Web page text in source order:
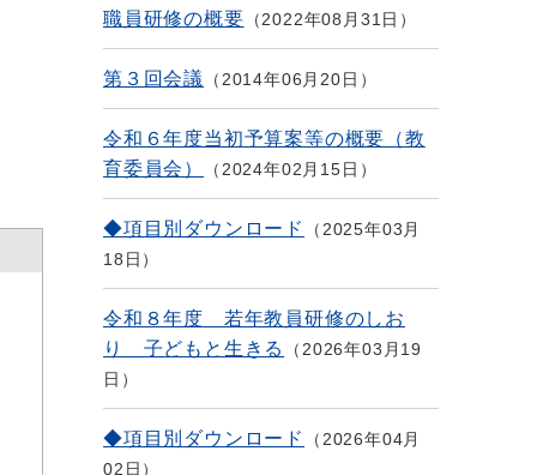
職員研修の概要
2022年08月31日
第３回会議 2014年06月20日
令和６年度当初予算案等の概要（教
育委員会）
2024年02月15日
◆項目別ダウンロード
2025年03月
18日
令和８年度 若年教員研修のしお
り 子どもと生きる
2026年03月19
日
◆項目別ダウンロード
2026年04月
02日